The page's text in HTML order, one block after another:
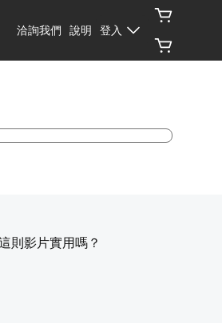
洽詢我們 說明 登入
則影片實用嗎？